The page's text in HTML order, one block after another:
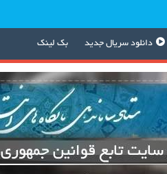
دانلود سریال جدید بک لینک